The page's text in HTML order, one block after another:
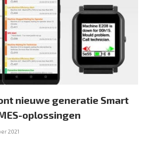
nieuwe generatie Smart
oplossingen
2021